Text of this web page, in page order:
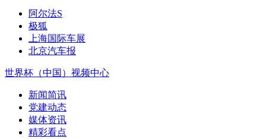
阿尔法S
极狐
上海国际车展
北京汽车报
世界杯（中国） 视频中心
新闻简讯
党建动态
媒体资讯
精彩看点